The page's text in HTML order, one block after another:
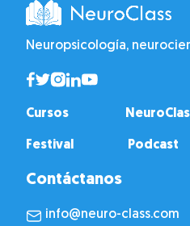
Neuropsicología,
Cursos
Festival Podcast
Contáctanos
info@neuro-class.com